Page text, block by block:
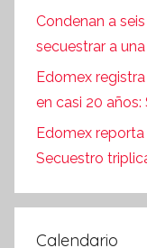
Condenan a
secuestrar a
Edomex
en casi 20 años:
Edomex
Secuestro
Calendario